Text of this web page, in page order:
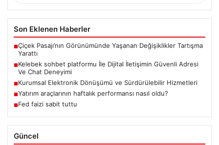
Son Eklenen Haberler
■Çiçek Pasajı’nın Görünümünde Yaşanan Değişiklikler Tartışma
Yarattı
■Kelebek sohbet platformu İle Dijital İletişimin Güvenli Adresi
Ve Chat Deneyimi
■Kurumsal Elektronik Dönüşümü ve Sürdürülebilir Hizmetleri
■Yatırım araçlarının haftalık performansı nasıl oldu?
■Fed faizi sabit tuttu
Güncel